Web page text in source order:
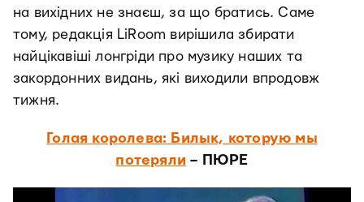
на вихідних не знаєш, за що братись. Саме
тому, редакція LiRoom вирішила збирати
найцікавіші лонгріди про музику наших та
закордонних видань, які виходили впродовж
тижня.
Голая королева: Билык, которую мы
потеряли – ПЮРЕ